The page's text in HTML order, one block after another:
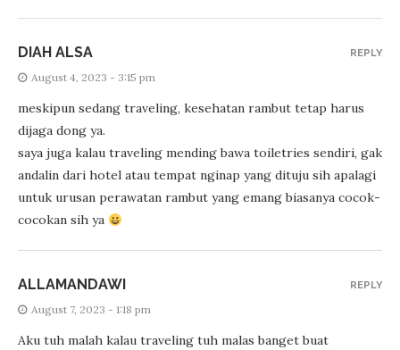
DIAH ALSA
August 4, 2023 - 3:15 pm
meskipun sedang traveling, kesehatan rambut tetap harus
dijaga dong ya.
saya juga kalau traveling mending bawa toiletries sendiri, gak
andalin dari hotel atau tempat nginap yang dituju sih apalagi
untuk urusan perawatan rambut yang emang biasanya cocok-
cocokan sih ya
REPLY
ALLAMANDAWI
August 7, 2023 - 1:18 pm
Aku tuh malah kalau traveling tuh malas banget buat
REPLY